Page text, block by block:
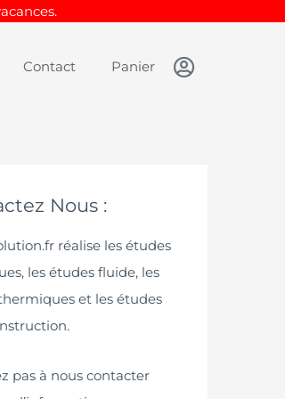
Contact Panier
Nous :
réalise les études
les études fluide, les
et les études
pas à nous contacter